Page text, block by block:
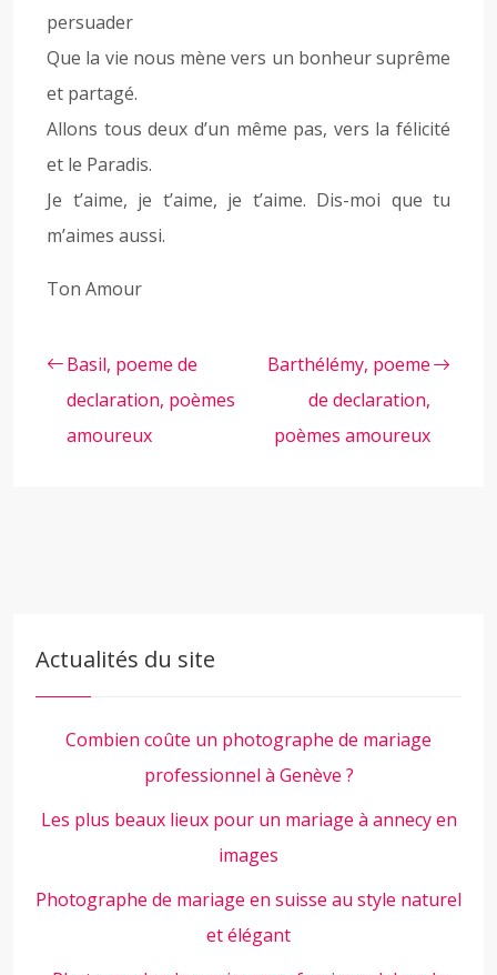
persuader
Que la vie nous mène vers un bonheur suprême
et partagé.
Allons tous deux d’un même pas, vers la félicité
et le Paradis.
Je t’aime, je t’aime, je t’aime. Dis-moi que tu
m’aimes aussi.
Ton Amour
Basil, poeme de
declaration, poèmes
amoureux
Barthélémy, poeme
de declaration,
poèmes amoureux
Actualités du site
Combien coûte un photographe de mariage
professionnel à Genève ?
Les plus beaux lieux pour un mariage à annecy en
images
Photographe de mariage en suisse au style naturel
et élégant